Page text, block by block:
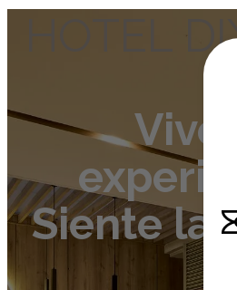
HOTEL
Vive
Siente la